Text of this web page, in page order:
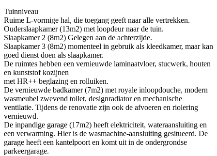
Tuinniveau
Ruime L-vormige hal, die toegang geeft naar alle vertrekken.
Ouderslaapkamer (13m2) met loopdeur naar de tuin.
Slaapkamer 2 (8m2) Gelegen aan de achterzijde.
Slaapkamer 3 (8m2) momenteel in gebruik als kleedkamer, maar kan
goed dienst doen als slaapkamer.
De ruimtes hebben een vernieuwde laminaatvloer, stucwerk, houten
en kunststof kozijnen
met HR++ beglazing en rolluiken.
De vernieuwde badkamer (7m2) met royale inloopdouche, modern
wasmeubel zwevend toilet, designradiator en mechanische
ventilatie. Tijdens de renovatie zijn ook de afvoeren en riolering
vernieuwd.
De inpandige garage (17m2) heeft elektriciteit, wateraansluiting en
een verwarming. Hier is de wasmachine-aansluiting gesitueerd. De
garage heeft een kantelpoort en komt uit in de ondergrondse
parkeergarage.